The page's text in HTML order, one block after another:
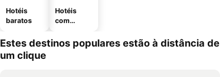
Hotéis
baratos
Hotéis
com
mento
Estes destinos populares estão à distância de
um clique